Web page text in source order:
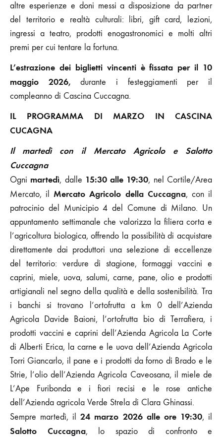
altre esperienze e doni messi a disposizione da partner
del territorio e realtà culturali: libri, gift card, lezioni,
ingressi a teatro, prodotti enogastronomici e molti altri
premi per cui tentare la fortuna.
L’estrazione dei biglietti vincenti è fissata per il 10
maggio 2026, durante i festeggiamenti per il
compleanno di Cascina Cuccagna.
IL PROGRAMMA DI MARZO IN CASCINA
CUCAGNA
Il martedì con il Mercato Agricolo e Salotto
Cuccagna
Ogni martedì, dalle 15:30 alle 19:30, nel Cortile/Area
Mercato, ilMercato Agricolo della Cuccagna, con il
patrocinio del Municipio 4 del Comune di Milano. Un
appuntamento settimanale che valorizza la filiera corta e
l’agricoltura biologica, offrendo la possibilità di acquistare
direttamente dai produttori una selezione di eccellenze
del territorio: verdure di stagione, formaggi vaccini e
caprini, miele, uova, salumi, carne, pane, olio e prodotti
artigianali nel segno della qualità e della sostenibilità. Tra
i banchi si trovano l’ortofrutta a km 0 dell’Azienda
Agricola Davide Baioni, l’ortofrutta bio di Terrafiera, i
prodotti vaccini e caprini dell’Azienda Agricola La Corte
di Alberti Erica, la carne e le uova dell’Azienda Agricola
Torri Giancarlo, il pane e i prodotti da forno di Brado e le
Strie, l’olio dell’Azienda Agricola Caveosana, il miele de
L’Ape Furibonda e i fiori recisi e le rose antiche
dell’Azienda agricola Verde Strela di Clara Ghinassi.
Sempre martedì, il24 marzo 2026 alle ore 19:30, il
Salotto Cuccagna, lo spazio di confronto e